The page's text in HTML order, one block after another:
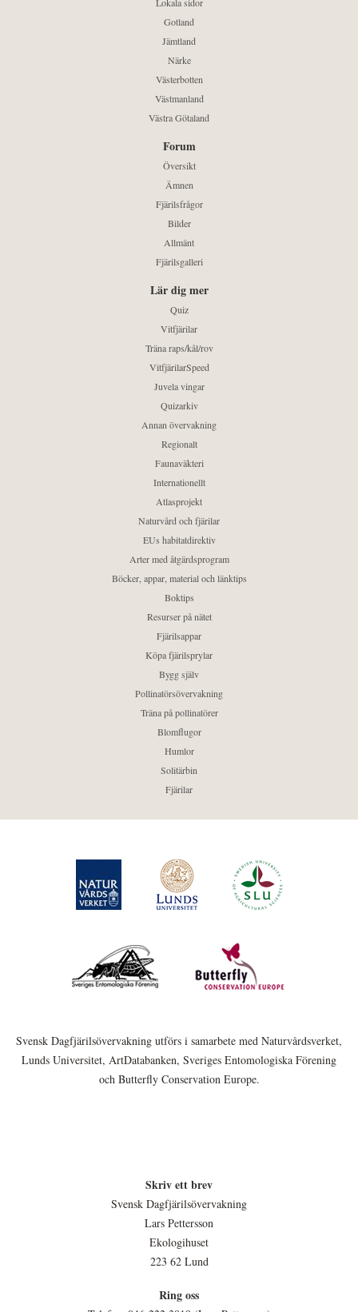
Gotland
Jämtland
Närke
Västerbotten
Västmanland
Västra Götaland
Forum
Översikt
Ämnen
Fjärilsfrågor
Bilder
Allmänt
Fjärilsgalleri
Lär dig mer
Quiz
Vitfjärilar
Träna raps/kål/rov
VitfjärilarSpeed
Juvela vingar
Quizarkiv
Annan övervakning
Regionalt
Faunaväkteri
Internationellt
Atlasprojekt
Naturvård och fjärilar
EUs habitatdirektiv
Arter med åtgärdsprogram
Böcker, appar, material och länktips
Boktips
Resurser på nätet
Fjärilsappar
Köpa fjärilsprylar
Bygg själv
Pollinatörsövervakning
Träna på pollinatörer
Blomflugor
Humlor
Solitärbin
Fjärilar
Svensk Dagfjärilsövervakning utförs i samarbete med Naturvårdsverket,
Lunds Universitet, ArtDatabanken, Sveriges Entomologiska Förening
och Butterfly Conservation Europe.
Skriv ett brev
Svensk Dagfjärilsövervakning
Lars Pettersson
Ekologihuset
223 62 Lund
Ring oss